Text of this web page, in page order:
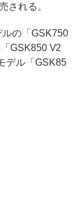
される。
の「GSK750
GSK850 V2
デル「GSK85